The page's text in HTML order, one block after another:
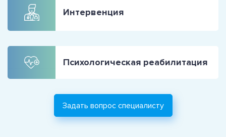
Интервенция
Психологическая реабилитация
Задать вопрос специалисту